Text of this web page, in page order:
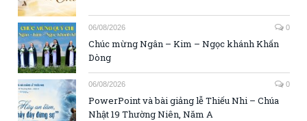
06/08/2026 0
Chúc mừng Ngân – Kim – Ngọc khánh Khấn
Dòng
06/08/2026 0
PowerPoint và bài giảng lễ Thiếu Nhi – Chúa
Nhật 19 Thường Niên, Năm A